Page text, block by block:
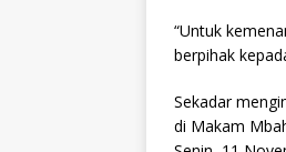
“Untuk
berpihak
Sekadar
di Makam